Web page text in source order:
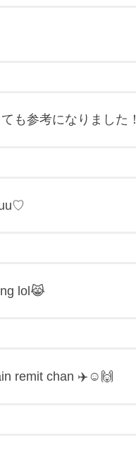
も参考になりました！
lol😹
remit chan ✈️☺️🙌